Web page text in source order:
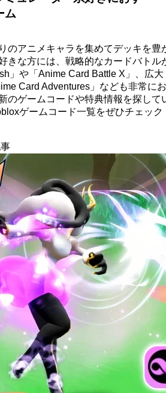
ム
のアニメキャラを集めてデッキを豊
きな方には、戦略的なカードバトル
」や「Anime Card Battle X」、広大
Card Adventures」なども非常にお
のゲームコードや特典情報を探して
ゲームコード一覧をぜひチェック